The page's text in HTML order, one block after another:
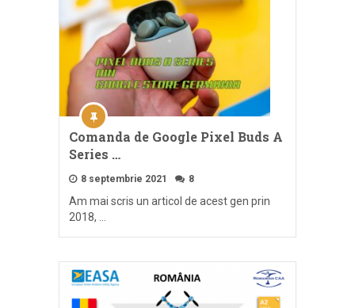
Comanda de Google Pixel Buds A
Series …
8 septembrie 2021 8
Am mai scris un articol de acest gen prin
2018, …